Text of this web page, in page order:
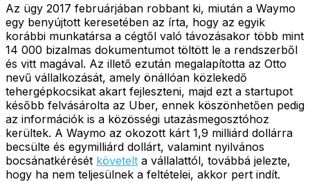
Az ügy 2017 februárjában robbant ki, miután a Waymo
egy benyújtott keresetében az írta, hogy az egyik
korábbi munkatársa a cégtől való távozásakor több mint
14 000 bizalmas dokumentumot töltött le a rendszerből
és vitt magával. Az illető ezután megalapította az Otto
nevű vállalkozását, amely önállóan közlekedő
tehergépkocsikat akart fejleszteni, majd ezt a startupot
később felvásárolta az Uber, ennek köszönhetően pedig
az információk is a közösségi utazásmegosztóhoz
kerültek. A Waymo az okozott kárt 1,9 milliárd dollárra
becsülte és egymilliárd dollárt, valamint nyilvános
bocsánatkérését követelt a vállalattól, továbbá jelezte,
hogy ha nem teljesülnek a feltételei, akkor pert indít.